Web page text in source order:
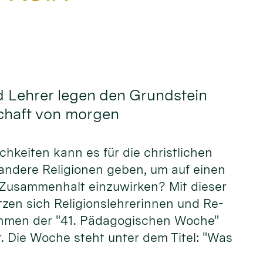
Lehrer legen den Grundstein
von morgen
kann es für die christ­lichen
Reli­gionen ge­ben, um auf ei­nen
ein­zu­wir­ken? Mit die­ser
sich Re­li­gions­leh­rerinnen und Re­
der "41. Pä­dago­gischen Woche"
Die Wo­che steht unter dem Ti­tel: "Was